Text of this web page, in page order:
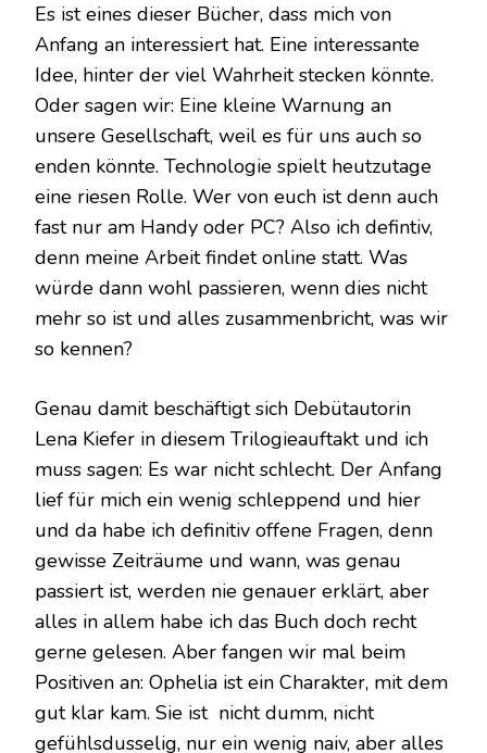
Es ist eines dieser Bücher, dass mich von
Anfang an interessiert hat. Eine interessante
Idee, hinter der viel Wahrheit stecken könnte.
Oder sagen wir: Eine kleine Warnung an
unsere Gesellschaft, weil es für uns auch so
enden könnte. Technologie spielt heutzutage
eine riesen Rolle. Wer von euch ist denn auch
fast nur am Handy oder PC? Also ich defintiv,
denn meine Arbeit findet online statt. Was
würde dann wohl passieren, wenn dies nicht
mehr so ist und alles zusammenbricht, was wir
so kennen?
Genau damit beschäftigt sich Debütautorin
Lena Kiefer in diesem Trilogieauftakt und ich
muss sagen: Es war nicht schlecht. Der Anfang
lief für mich ein wenig schleppend und hier
und da habe ich definitiv offene Fragen, denn
gewisse Zeiträume und wann, was genau
passiert ist, werden nie genauer erklärt, aber
alles in allem habe ich das Buch doch recht
gerne gelesen. Aber fangen wir mal beim
Positiven an: Ophelia ist ein Charakter, mit dem
gut klar kam. Sie ist nicht dumm, nicht
gefühlsdusselig, nur ein wenig naiv, aber alles